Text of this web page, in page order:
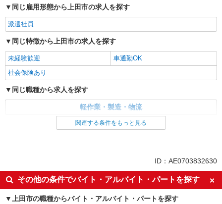
田）/26-0467914
9月開始★《上田》未経験OK◎コツコツもく
時給1300円〜1400円（経験・能力による）
長野県上田市／最寄駅：上田駅、大屋駅 ≪
車通勤可≫ 無料駐車場あり♪
キープ 詳細を見る
駅 ≪車通勤可≫ ※無料駐車場あり
キープ 詳細を見る
同じ雇用形態から上田市の求人を探す
派遣社員
同じ特徴から上田市の求人を探す
未経験歓迎
車通勤OK
社会保険あり
同じ職種から求人を探す
軽作業・製造・物流
同じ特徴から求人を探す関連する条件をもっと見る
ID：AE0703832630
その他の条件でバイト・アルバイト・パートを探す
上田市の職種からバイト・アルバイト・パートを探す